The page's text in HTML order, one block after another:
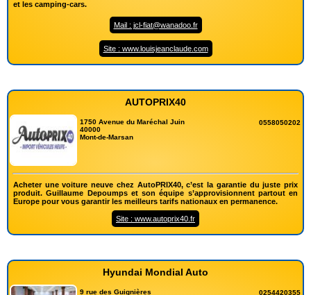
et les camping-cars.
Mail : jcl-fiat@wanadoo.fr
Site : www.louisjeanclaude.com
AUTOPRIX40
1750 Avenue du Maréchal Juin
40000
Mont-de-Marsan
0558050202
Acheter une voiture neuve chez AutoPRIX40, c’est la garantie du juste prix
produit. Guillaume Depoumps et son équipe s’approvisionnent partout en
Europe pour vous garantir les meilleurs tarifs nationaux en permanence.
Site : www.autoprix40.fr
Hyundai Mondial Auto
9 rue des Guignières
0254420355